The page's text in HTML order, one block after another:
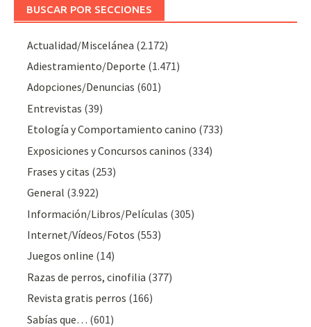
BUSCAR POR SECCIONES
Actualidad/Miscelánea (2.172)
Adiestramiento/Deporte (1.471)
Adopciones/Denuncias (601)
Entrevistas (39)
Etología y Comportamiento canino (733)
Exposiciones y Concursos caninos (334)
Frases y citas (253)
General (3.922)
Información/Libros/Películas (305)
Internet/Vídeos/Fotos (553)
Juegos online (14)
Razas de perros, cinofilia (377)
Revista gratis perros (166)
Sabías que… (601)